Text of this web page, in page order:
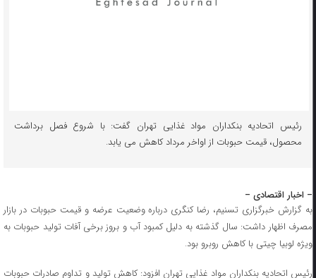
رئیس اتحادیه بنکداران مواد غذایی تهران گفت: با شروع فصل برداشت
محصول، قیمت حبوبات از اواخر مرداد کاهش می یابد.
– اخبار اقتصادی –
به گزارش خبرگزاری تسنیم، رضا کنگری درباره وضعیت عرضه و قیمت حبوبات در بازار
مصرف اظهار داشت: سال گذشته به دلیل کمبود آب و بروز برخی آفات تولید حبوبات به
ویژه لوبیا چیتی با کاهش روبرو بود.
رئیس اتحادیه بنکداران مواد غذایی تهران افزود: کاهش تولید و تداوم صادرات حبوبات